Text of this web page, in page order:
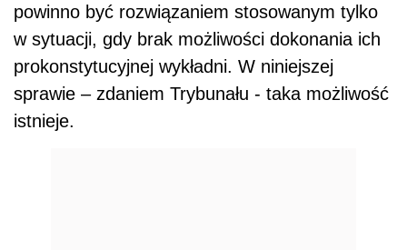
powinno być rozwiązaniem stosowanym tylko
w sytuacji, gdy brak możliwości dokonania ich
prokonstytucyjnej wykładni. W niniejszej
sprawie – zdaniem Trybunału - taka możliwość
istnieje.